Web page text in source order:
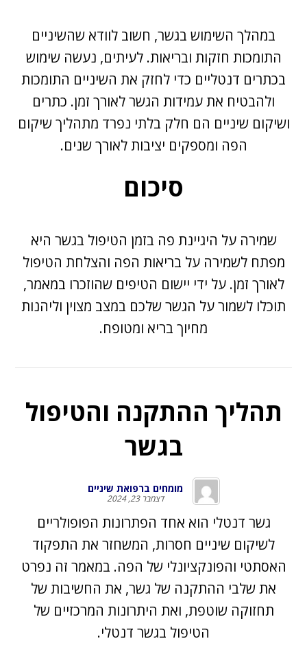
במהלך השימוש בגשר, חשוב לוודא שהשיניים
התומכות חזקות ובריאות. לעיתים, נעשה שימוש
בכתרים דנטליים כדי לחזק את השיניים התומכות
ולהבטיח את עמידות הגשר לאורך זמן. כתרים
ושיקום שיניים הם חלק בלתי נפרד מתהליך שיקום
הפה ומספקים יציבות לאורך שנים.
סיכום
שמירה על היגיינת פה בזמן הטיפול בגשר היא
מפתח לשמירה על בריאות הפה והצלחת הטיפול
לאורך זמן. על ידי יישום הטיפים שהוזכרו במאמר,
תוכלו לשמור על הגשר שלכם במצב מצוין וליהנות
מחיוך בריא ומטופח.
תהליך ההתקנה והטיפול
בגשר
מומחים ברפואת שיניים
דצמבר 23, 2024
גשר דנטלי הוא אחד הפתרונות הפופולריים
לשיקום שיניים חסרות, המשחזר את התפקוד
האסתטי והפונקציונלי של הפה. במאמר זה נפרט
את שלבי ההתקנה של גשר, את החשיבות של
תחזוקה שוטפת, ואת היתרונות המרכזיים של
הטיפול בגשר דנטלי.